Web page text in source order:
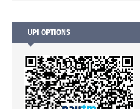
UPI OPTIONS